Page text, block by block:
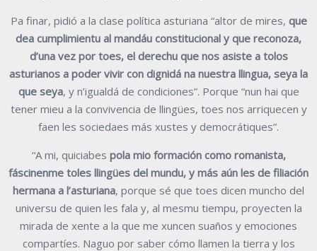
Pa finar, pidió a la clase política asturiana “altor de mires, que
dea cumplimientu al mandáu constitucional y que reconoza,
d’una vez por toes, el derechu que nos asiste a tolos
asturianos a poder vivir con dignidá na nuestra llingua, seya la
que seya, y n’igualdá de condiciones”. Porque “nun hai que
tener mieu a la convivencia de llingües, toes nos arriquecen y
faen les sociedaes más xustes y democrátiques”.
“A mi, quiciabes pola mio formación como romanista,
fáscinenme toles llingües del mundu, y más aún les de filiación
hermana a l’asturiana, porque sé que toes dicen muncho del
universu de quien les fala y, al mesmu tiempu, proyecten la
mirada de xente a la que me xuncen suaños y emociones
compartíes. Naguo por saber cómo llamen la tierra y los